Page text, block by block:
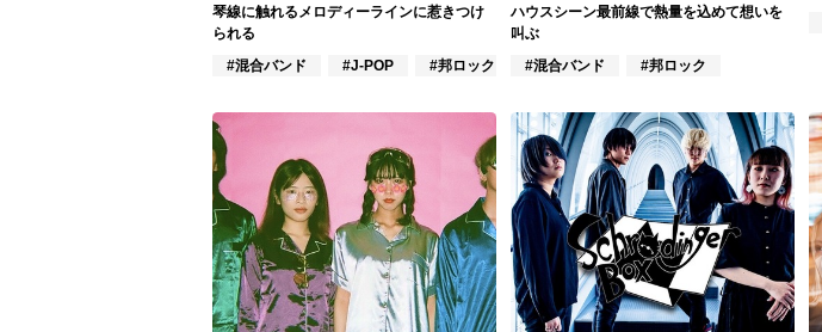
琴線に触れるメロディーラインに惹きつけ
られる
#混合バンド
#J-POP #邦ロック
ハウスシーン最前線で熱量を込めて想いを
叫ぶ
#混合バンド
#邦ロック